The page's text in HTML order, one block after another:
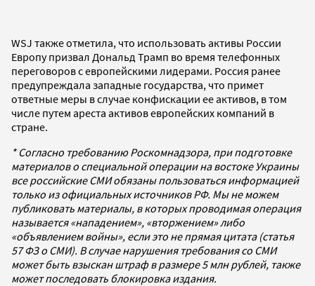
WSJ также отметила, что использовать активы России
Европу призвал Дональд Трамп во время телефонных
переговоров с европейскими лидерами. Россия ранее
предупреждала западные государства, что примет
ответные меры в случае конфискации ее активов, в том
числе путем ареста активов европейских компаний в
стране.
* Согласно требованию Роскомнадзора, при подготовке
материалов о специальной операции на востоке Украины
все российские СМИ обязаны пользоваться информацией
только из официальных источников РФ. Мы не можем
публиковать материалы, в которых проводимая операция
называется «нападением», «вторжением» либо
«объявлением войны», если это не прямая цитата (статья
57 ФЗ о СМИ). В случае нарушения требования со СМИ
может быть взыскан штраф в размере 5 млн рублей, также
может последовать блокировка издания.